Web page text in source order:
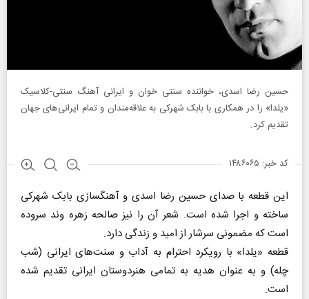
حسین رضا اسدی، خواننده سنتی خوان و ایرانی آهنگ سنتی-کلاسیک
«یلدا» را در همکاری با بابک شهرکی به علاقه‌مندان و تمام ایرانی‌های جهان
تقدیم کرد.
کد خبر: ۱۴۸۶۰۶۵
این قطعه با صدای حسین رضا اسدی و آهنگسازی بابک شهرکی
ساخته و اجرا شده است. شعر آن را نیز صالحه زهره وند سروده
است که مضمونی سرشار از امید و زندگی دارد.
قطعه «یلدا» با رویکرد احترام به آداب و سنت‌های ایرانی (شب
چله) و به عنوان هدیه به تمامی هنردوستان ایرانی تقدیم شده
است.